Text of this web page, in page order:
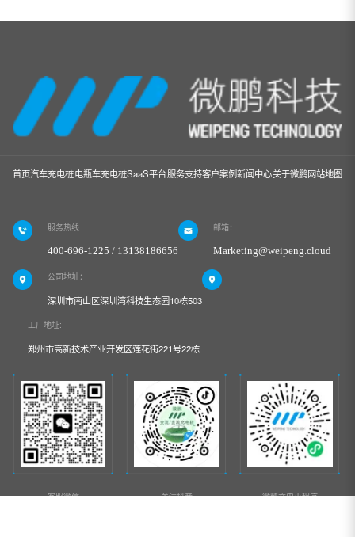
首页汽车充电桩电瓶车充电桩SaaS平台服务支持客户案例新闻中心关于微鹏网站地图
服务热线
400-696-1225 / 13138186656
邮箱：
Marketing@weipeng.cloud
公司地址：
深圳市南山区深圳湾科技生态园10栋503
工厂地址:
郑州市高新技术产业开发区莲花街221号22栋
客服微信 关注抖音 微鹏充电小程序